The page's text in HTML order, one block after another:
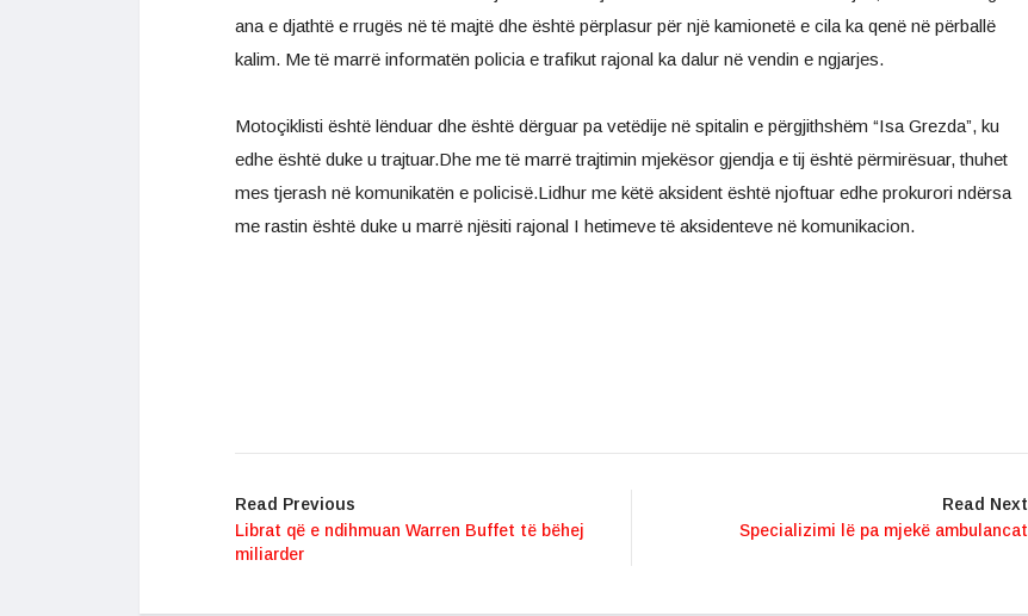
ana e djathtë e rrugës në të majtë dhe është përplasur për një kamionetë e cila ka qenë në përballë
kalim. Me të marrë informatën policia e trafikut rajonal ka dalur në vendin e ngjarjes.
Motoçiklisti është lënduar dhe është dërguar pa vetëdije në spitalin e përgjithshëm “Isa Grezda”, ku
edhe është duke u trajtuar.Dhe me të marrë trajtimin mjekësor gjendja e tij është përmirësuar, thuhet
mes tjerash në komunikatën e policisë.Lidhur me këtë aksident është njoftuar edhe prokurori ndërsa
me rastin është duke u marrë njësiti rajonal I hetimeve të aksidenteve në komunikacion.
Read Previous
Librat që e ndihmuan Warren Buffet të bëhej
miliarder
Read Next
Specializimi lë pa mjekë ambulancat